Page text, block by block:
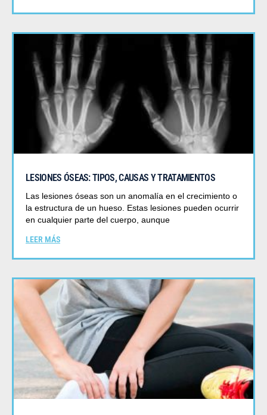
LESIONES ÓSEAS: TIPOS, CAUSAS Y TRATAMIENTOS
Las lesiones óseas son un anomalía en el crecimiento o
la estructura de un hueso. Estas lesiones pueden ocurrir
en cualquier parte del cuerpo, aunque
LEER MÁS